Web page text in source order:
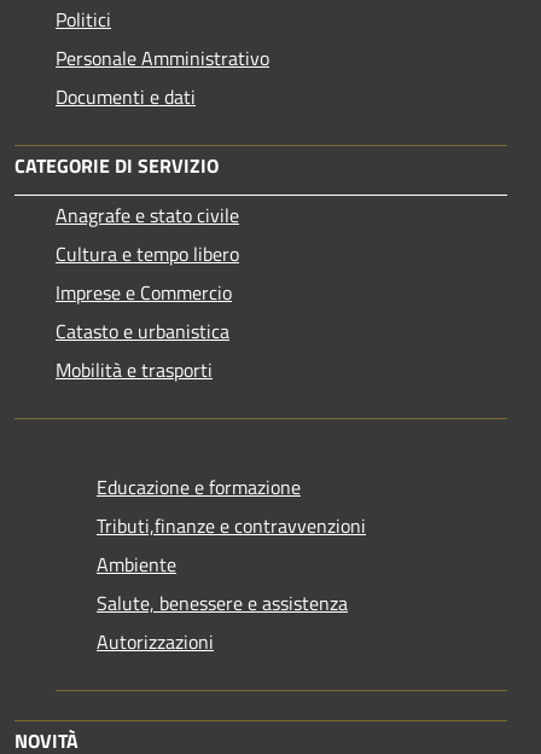
Politici
Personale Amministrativo
Documenti e dati
CATEGORIE DI SERVIZIO
Anagrafe e stato civile
Cultura e tempo libero
Imprese e Commercio
Catasto e urbanistica
Mobilità e trasporti
Educazione e formazione
Tributi,finanze e contravvenzioni
Ambiente
Salute, benessere e assistenza
Autorizzazioni
NOVITÀ